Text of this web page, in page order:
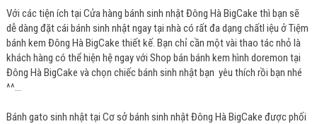
Với các tiện ích tại Cửa hàng bánh sinh nhật Đông Hà BigCake thì bạn sẽ
dễ dàng đặt cái bánh sinh nhật ngay tại nhà có rất đa dạng chấtl iệu ở Tiệm
bánh kem Đông Hà BigCake thiết kế. Bạn chỉ cần một vài thao tác nhỏ là
khách hàng có thể hiện hệ ngay với Shop bán bánh kem hình doremon tại
Đông Hà BigCake và chọn chiếc bánh sinh nhật bạn yêu thích rồi bạn nhé
^^…
Bánh gato sinh nhật tại Cơ sở bánh sinh nhật Đông Hà BigCake được phối